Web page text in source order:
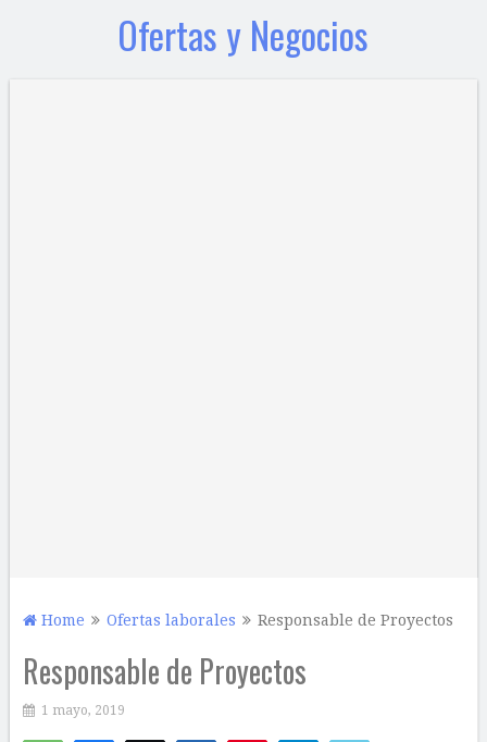
Ofertas y Negocios
Home Ofertas laborales Responsable de Proyectos
Responsable de Proyectos
1 mayo, 2019